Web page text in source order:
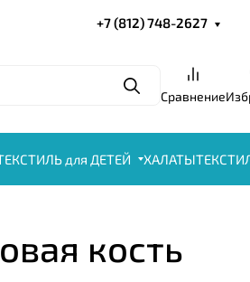
+7 (812) 748-2627
ПоискСравнение
для ДЕТЕЙ ХАЛАТЫ
кость